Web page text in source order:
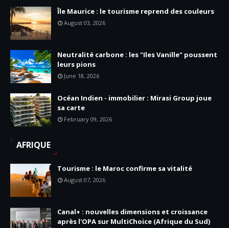
Île Maurice : le tourisme reprend des couleurs
August 03, 2026
Neutralité carbone : les "Iles Vanille" poussent
leurs pions
June 18, 2026
Océan Indien - immobilier : Mirasi Group joue
sa carte
February 09, 2026
AFRIQUE
Tourisme : le Maroc confirme sa vitalité
August 07, 2026
Canal+ : nouvelles dimensions et croissance
après l'OPA sur MultiChoice (Afrique du Sud)